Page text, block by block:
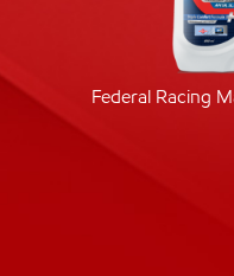
Federal Racing